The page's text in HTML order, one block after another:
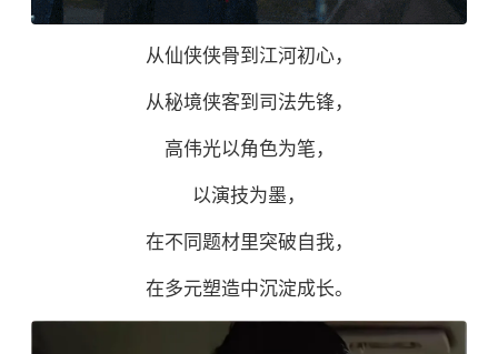
从仙侠侠骨到江河初心，
从秘境侠客到司法先锋，
高伟光以角色为笔，
以演技为墨，
在不同题材里突破自我，
在多元塑造中沉淀成长。